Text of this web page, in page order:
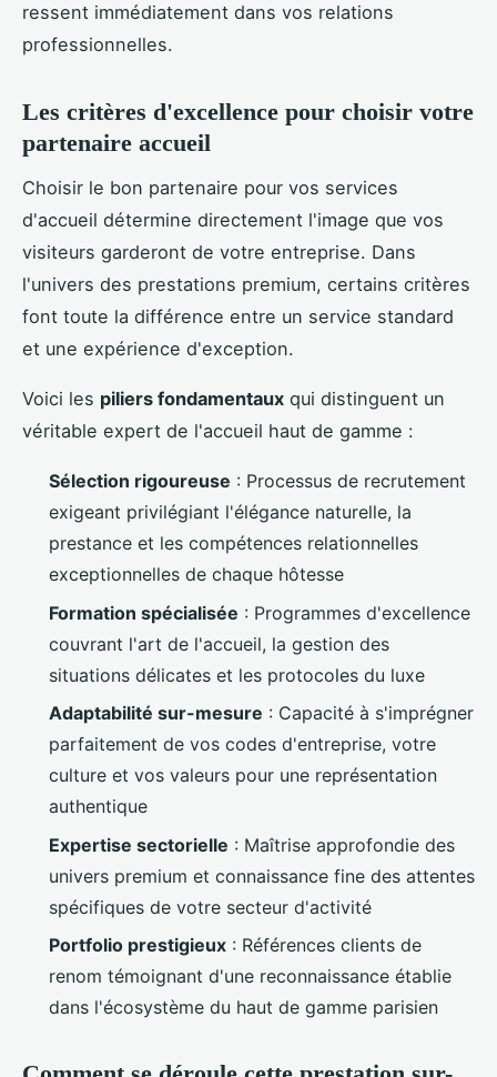
ressent immédiatement dans vos relations
professionnelles.
Les critères d'excellence pour choisir votre
partenaire accueil
Choisir le bon partenaire pour vos services
d'accueil détermine directement l'image que vos
visiteurs garderont de votre entreprise. Dans
l'univers des prestations premium, certains critères
font toute la différence entre un service standard
et une expérience d'exception.
Voici les piliers fondamentaux qui distinguent un
véritable expert de l'accueil haut de gamme :
Sélection rigoureuse : Processus de recrutement
exigeant privilégiant l'élégance naturelle, la
prestance et les compétences relationnelles
exceptionnelles de chaque hôtesse
Formation spécialisée : Programmes d'excellence
couvrant l'art de l'accueil, la gestion des
situations délicates et les protocoles du luxe
Adaptabilité sur-mesure : Capacité à s'imprégner
parfaitement de vos codes d'entreprise, votre
culture et vos valeurs pour une représentation
authentique
Expertise sectorielle : Maîtrise approfondie des
univers premium et connaissance fine des attentes
spécifiques de votre secteur d'activité
Portfolio prestigieux : Références clients de
renom témoignant d'une reconnaissance établie
dans l'écosystème du haut de gamme parisien